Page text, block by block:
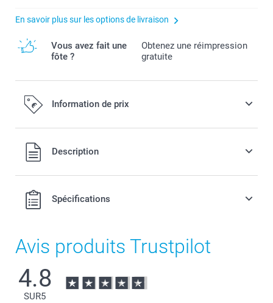
En savoir plus sur les options de livraison
Vous avez fait une
fôte ?
Obtenez une réimpression
gratuite
Information de prix
Tous les prix sont en EURO (€), TVA incluse et hors frais de
port.
Description
Spécifications
Avis produits Trustpilot
4.8
SUR5